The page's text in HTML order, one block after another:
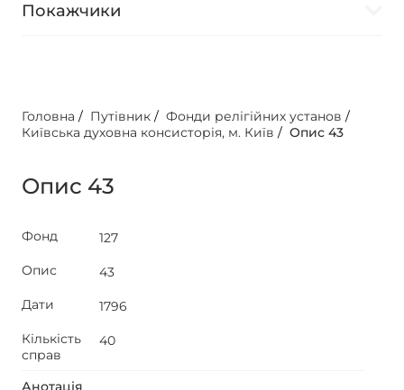
Покажчики
Головна / Путівник / Фонди релігійних установ /
Київська духовна консисторія, м. Київ / Опис 43
Опис 43
Фонд
127
Опис
43
Дати
1796
Кількість
справ
40
Анотація